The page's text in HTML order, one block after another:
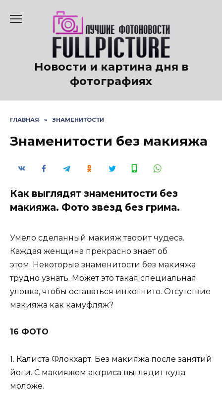
содержанию
Новости и картина дня в
фотографиях
ГЛАВНАЯ » ЗНАМЕНИТОСТИ
Знаменитости без макияжа
Как выглядят знаменитости без
макияжа. Фото звезд без грима.
Умело сделанный макияж творит чудеса.
Каждая женщина прекрасно знает об
этом. Некоторые знаменитости без макияжа
трудно узнать. Может это такая специальная
уловка, чтобы оставаться инкогнито. Отсутствие
макияжа как камуфляж?
16 ФОТО
1. Калиста Флокхарт. Без макияжа после занятий
йоги. С макияжем актриса выглядит куда
моложе.